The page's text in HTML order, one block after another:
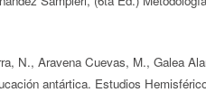
N., Aravena Cuevas, M., Galea
antártica. Estudios